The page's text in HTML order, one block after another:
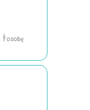
osobę